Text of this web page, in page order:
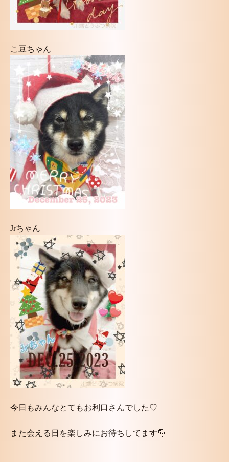
こ豆ちゃん
Jrちゃん
今日もみんなとてもお利口さんでした♡
また会える日を楽しみにお待ちしてます🎅